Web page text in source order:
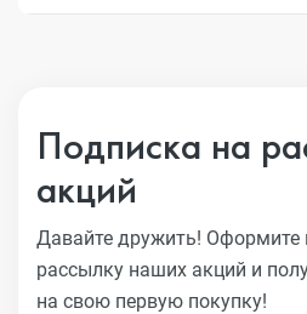
Подписка на
акций
Давайте дружить! Оформите
рассылку наших акций и
на свою первую покупку!